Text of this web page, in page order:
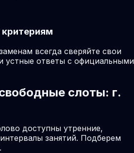
всегда сверяйте свои
устные ответы с официальными
слоты: г.
доступны утренние,
занятий. Подберем